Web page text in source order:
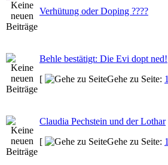
Verhütung oder Doping ????
Behle bestätigt: Die Evi dopt ned!
[
Gehe zu Seite: 1
Claudia Pechstein und der Lothar
[
Gehe zu Seite: 1